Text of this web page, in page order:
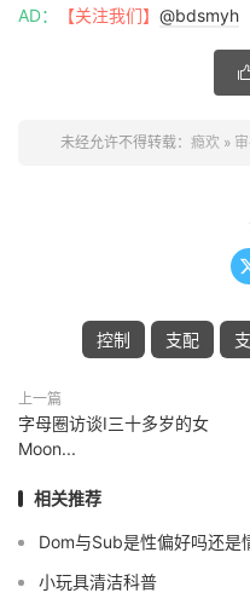
AD： 【关注我们】 @bdsmyh
未经允许不得转载： 瘾欢 »
控制 支配
上一篇
字母圈访谈I三十多岁的女
Moon...
相关推荐
Dom与Sub是性偏好吗还是
小玩具清洁科普